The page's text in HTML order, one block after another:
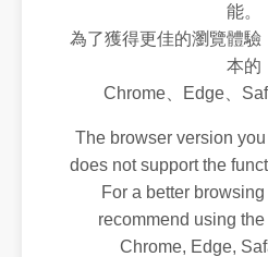
能。
為了獲得更佳的瀏覽體驗
本的
Chrome、Edge、
The browser version
does not support the
For a better
recommend using
Chrome, Edge,